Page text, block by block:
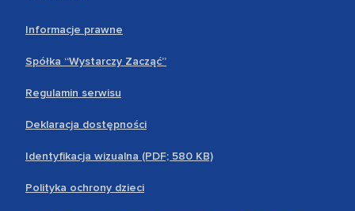
Informacje prawne
Spółka “Wystarczy Zacząć”
Regulamin serwisu
Deklaracja dostępności
Identyfikacja wizualna (PDF; 580 KB)
Polityka ochrony dzieci